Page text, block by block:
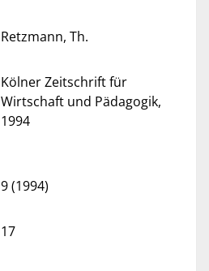
Retzmann, Th.
Kölner Zeitschrift für
Wirtschaft und Pädagogik,
1994
9 (1994)
17